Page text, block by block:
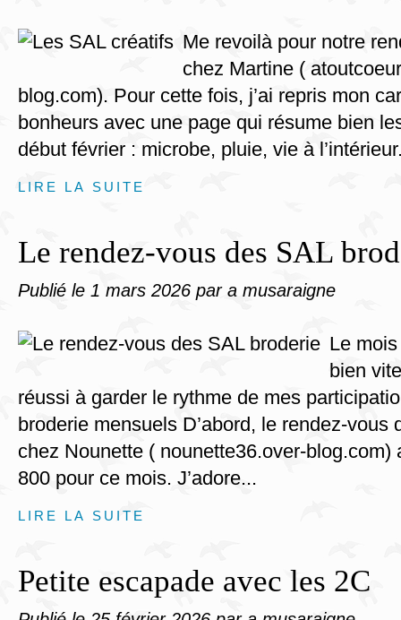
Me revoilà pour notre
chez Martine (
blog.com). Pour cette fois, j’ai repris mon
bonheurs avec une page qui résume bien
début février : microbe, pluie, vie à
LIRE LA SUITE
Le rendez-vous des SAL
Publié le 1 mars 2026 par a musaraigne
Le
bien
réussi à garder le rythme de mes
broderie mensuels D’abord, le rendez-vous
chez Nounette ( nounette36.over-blog.com)
800 pour ce mois. J’adore...
LIRE LA SUITE
Petite escapade avec les 2C